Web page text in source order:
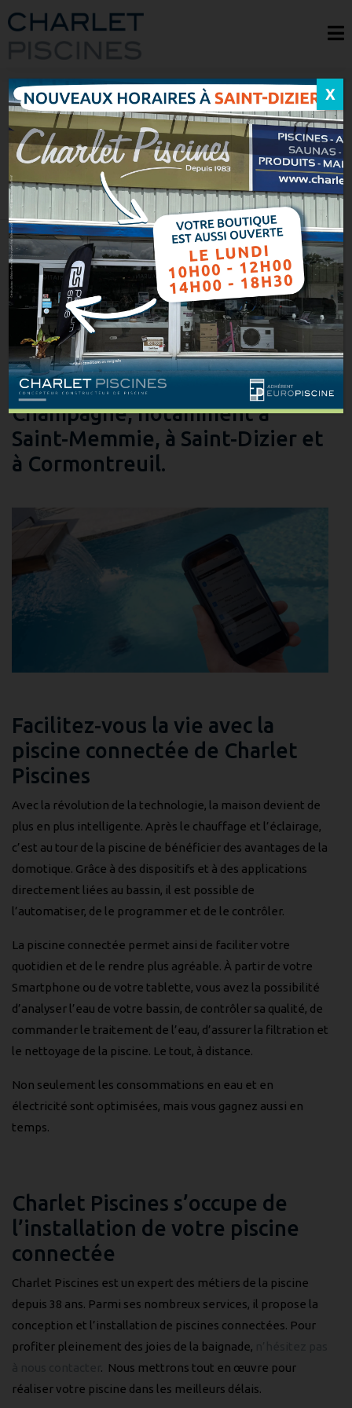
LE SPÉCIALISTE DE LA
PISCINE CONNECTÉE
EN CHAMPAGNE
Accueil > Nos savoir-faire > Piscines > Piscine connectée
L’équipe de Charlet Piscines se
tient à votre disposition pour
concrétiser votre projet de
piscine connectée. Nous
intervenons dans toute la
Champagne, notamment à
Saint-Memmie, à Saint-Dizier et
à Cormontreuil.
Facilitez-vous la vie avec la
piscine connectée de Charlet
Piscines
Avec la révolution de la technologie, la maison devient de
plus en plus intelligente. Après le chauffage et l’éclairage,
c’est au tour de la piscine de bénéficier des avantages de la
domotique. Grâce à des dispositifs et à des applications
directement liées au bassin, il est possible de
l’automatiser, de le programmer et de le contrôler.
La piscine connectée permet ainsi de faciliter votre
quotidien et de le rendre plus agréable. À partir de votre
Smartphone ou de votre tablette, vous avez la possibilité
d’analyser l’eau de votre bassin, de contrôler sa qualité, de
commander le traitement de l’eau, d’assurer la filtration et
le nettoyage de la piscine. Le tout, à distance.
Non seulement les consommations en eau et en
électricité sont optimisées, mais vous gagnez aussi en
temps.
Charlet Piscines s’occupe de
l’installation de votre piscine
connectée
Charlet Piscines est un expert des métiers de la piscine
depuis 38 ans. Parmi ses nombreux services, il propose la
conception et l’installation de piscines connectées. Pour
profiter pleinement des joies de la baignade,
. Nous mettrons tout en œuvre pour
réaliser votre piscine dans les meilleurs délais.
X